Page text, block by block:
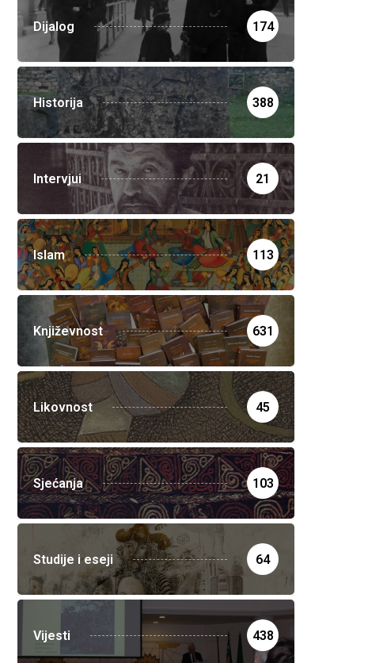
Dijalog 174
Historija 388
Intervjui 21
Islam 113
Književnost 631
Likovnost 45
Sjećanja 103
Studije i eseji 64
Vijesti 438